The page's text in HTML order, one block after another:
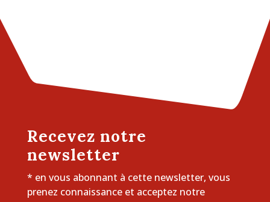
Recevez notre
newsletter
* en vous abonnant à cette newsletter, vous
prenez connaissance et acceptez notre